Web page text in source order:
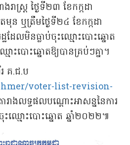
រាស្ត្រ ថ្ងៃទី២៣ ខែកក្កដា
ន ឬត្រឹមថ្ងៃទី២៤ ខែកក្កដា
ដែលមិនធ្លាប់ចុះឈ្មោះបោះឆ្នោត
បោះឆ្នោតឱ្យបានគ្រប់ៗគ្នា។
គ.ជ.ប
voter-list-revision-
រាងលទ្ធផលបណ្ដោះអាសន្ននៃការ
ះឈ្មោះបោះឆ្នោត ឆ្នាំ២០២២៕